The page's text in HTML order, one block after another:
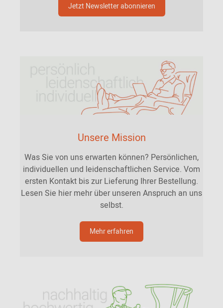
Jetzt Newsletter abonnieren
Unsere Mission
Was Sie von uns erwarten können? Persönlichen,
individuellen und leidenschaftlichen Service. Vom
ersten Kontakt bis zur Lieferung Ihrer Bestellung.
Lesen Sie hier mehr über unseren Anspruch an uns
selbst.
Mehr erfahren